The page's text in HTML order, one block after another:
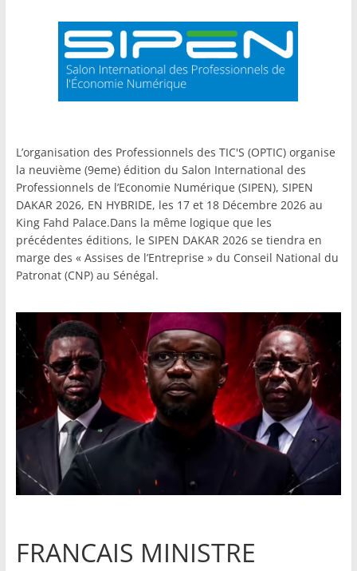
L’organisation des Professionnels des TIC'S (OPTIC) organise
la neuvième (9eme) édition du Salon International des
Professionnels de l’Economie Numérique (SIPEN), SIPEN
DAKAR 2026, EN HYBRIDE, les 17 et 18 Décembre 2026 au
King Fahd Palace.Dans la même logique que les
précédentes éditions, le SIPEN DAKAR 2026 se tiendra en
marge des « Assises de l’Entreprise » du Conseil National du
Patronat (CNP) au Sénégal.
FRANCAIS MINISTRE